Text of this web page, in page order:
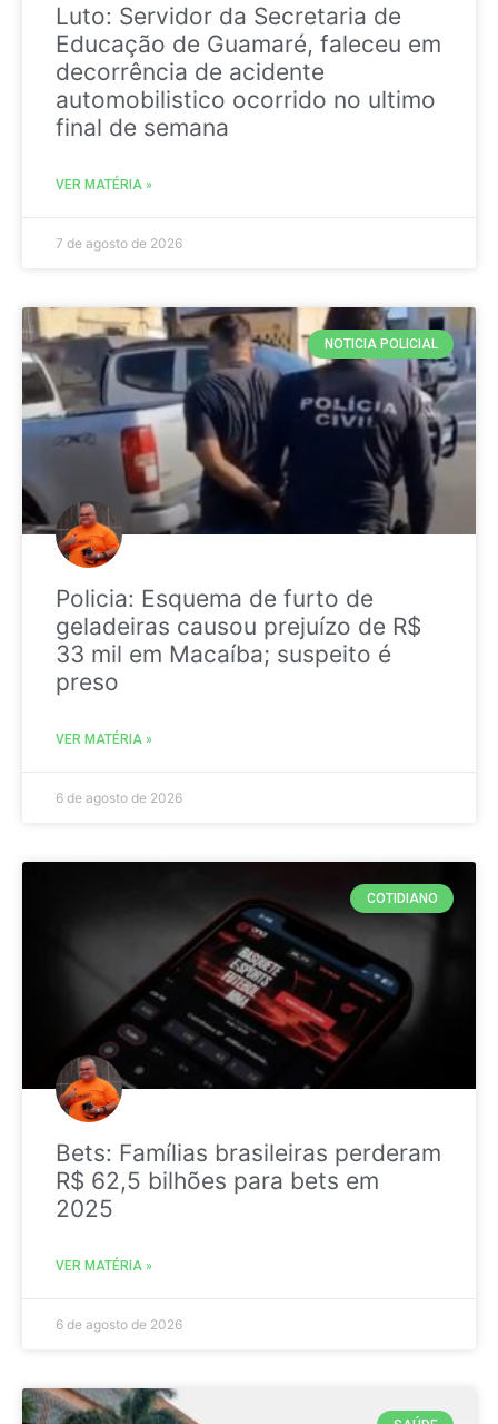
Luto: Servidor da Secretaria de
Educação de Guamaré, faleceu em
decorrência de acidente
automobilistico ocorrido no ultimo
final de semana
VER MATÉRIA »
7 de agosto de 2026
NOTICIA POLICIAL
Policia: Esquema de furto de
geladeiras causou prejuízo de R$
33 mil em Macaíba; suspeito é
preso
VER MATÉRIA »
6 de agosto de 2026
COTIDIANO
Bets: Famílias brasileiras perderam
R$ 62,5 bilhões para bets em
2025
VER MATÉRIA »
6 de agosto de 2026